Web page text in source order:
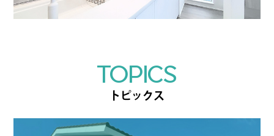
TOPICS
トピックス